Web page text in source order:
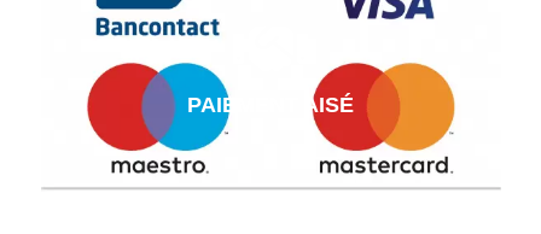
PAIEMENT AISÉ